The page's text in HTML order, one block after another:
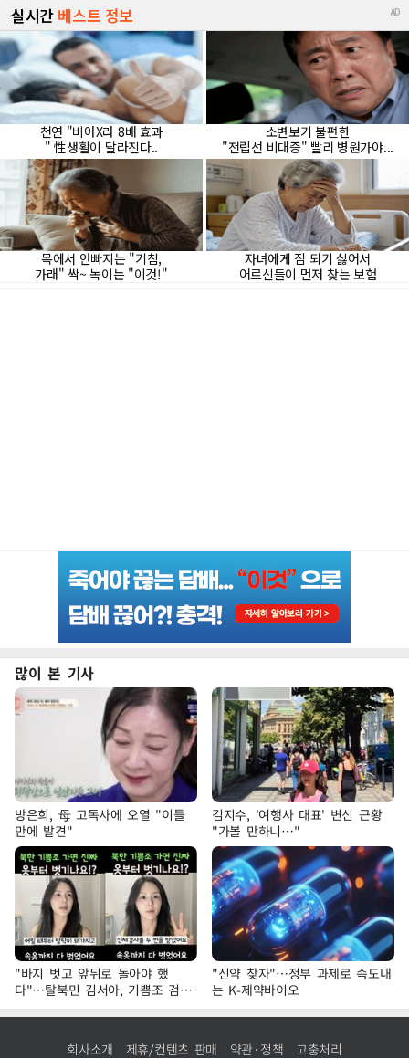
많이 본 기사
방은희, 母 고독사에 오열 "이틀
만에 발견"
김지수, '여행사 대표' 변신 근황
"가볼 만하니…"
"바지 벗고 앞뒤로 돌아야 했
다"…탈북민 김서아, 기쁨조 검사
수치심 회상
"신약 찾자"…정부 과제로 속도내
는 K-제약바이오
회사소개 제휴/컨텐츠 판매 약관·정책 고충처리